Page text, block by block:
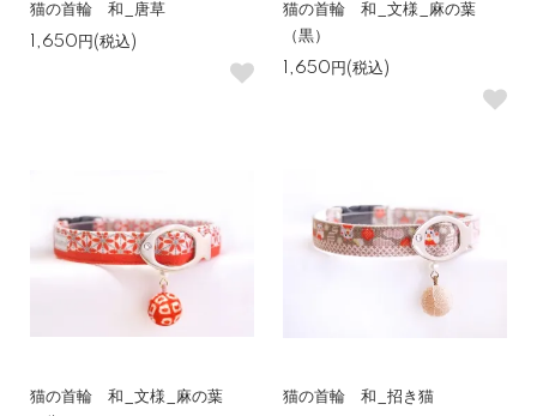
猫の首輪 和_唐草
1,650円(税込)
猫の首輪 和_文様_麻の葉
（黒）
1,650円(税込)
猫の首輪 和_文様_麻の葉
猫の首輪 和_招き猫